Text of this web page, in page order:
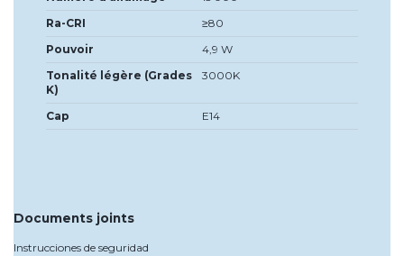
Ra-CRI
≥80
Pouvoir
4,9 W
Tonalité légère (Grades
K)
3000K
Cap E14
Documents joints
Instrucciones de seguridad